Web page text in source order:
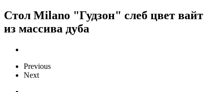
Стол Milano "Гудзон" слеб цвет вайт
из массива дуба
Previous
Next